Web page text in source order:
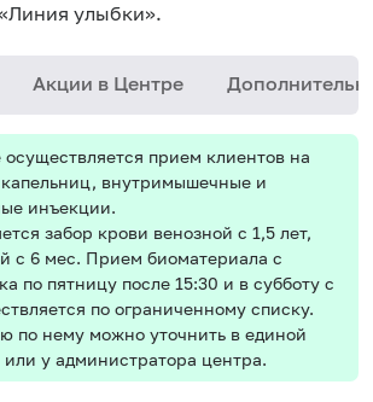
улыбки».
Акции в Центре
прием клиентов на
капельниц, внутримышечные и
инъекции.
забор крови венозной с 1,5 лет,
с 6 мес. Прием биоматериала с
по пятницу после 15:30 и в субботу с
по ограниченному списку.
по нему можно уточнить в единой
у администратора центра.